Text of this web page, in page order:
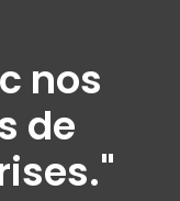
nos
de